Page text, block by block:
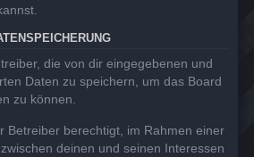
die von dir eingegebenen und
Daten zu speichern, um das Board
zu können.
Betreiber berechtigt, im Rahmen einer
deinen und seinen Interessen